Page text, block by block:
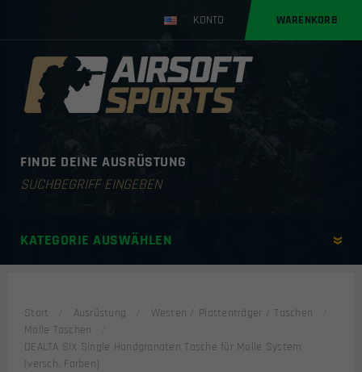
KONTO WARENKORB
FINDE DEINE AUSRÜSTUNG
Products
KATEGORIE AUSWÄHLEN
Start Ausrüstung
Westen / Plattenträger / Taschen
Molle Taschen
DEALTA SIX Single Handgranaten Tasche für Molle System
(versch. Farben)